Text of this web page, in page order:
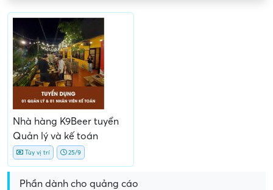
Nhà hàng K9Beer tuyển
Quản lý và kế toán
Tùy vị trí 25/9
Phần dành cho quảng cáo